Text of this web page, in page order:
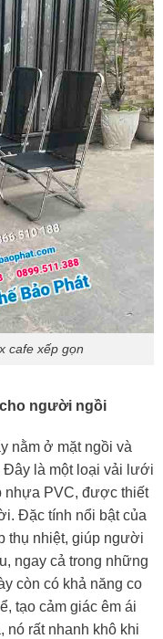
cafe xếp gọn
người ngồi
nằm ở mặt ngồi và
là một loại vải lưới
nhựa PVC, được thiết
Đặc tính nổi bật của
thụ nhiệt, giúp người
ngay cả trong những
còn có khả năng co
tạo cảm giác êm ái
nó rất nhanh khô khi